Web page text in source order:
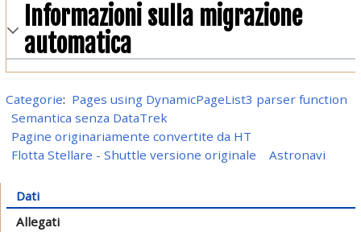
Informazioni sulla migrazione
automatica
Categorie: Pages using DynamicPageList3 parser function
Semantica senza DataTrek
Pagine originariamente convertite da HT
Flotta Stellare - Shuttle versione originale
Astronavi
Dati
Allegati